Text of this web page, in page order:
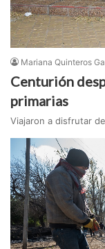
Mariana Quinteros
Centurión
primarias
Viajaron a disfrutar